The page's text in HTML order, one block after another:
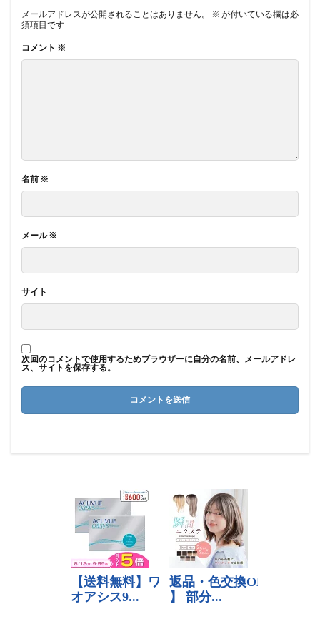
メールアドレスが公開されることはありません。 ※ が付いている欄は必
須項目です
コメント ※
名前 ※
メール※
サイト
次回のコメントで使用するためブラウザーに自分の名前、メールアドレ
ス、サイトを保存する。